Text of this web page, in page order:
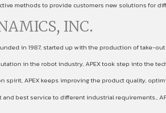
methods to provide customers new solutions for
INC.
in 1987, started up with the production of take-
in the robot industry, APEX took step into the
spirit, APEX keeps improving the product quality,
best service to different industrial requirements.,